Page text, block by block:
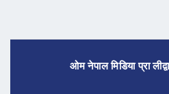
ओम नेपाल मिडिया प्रा